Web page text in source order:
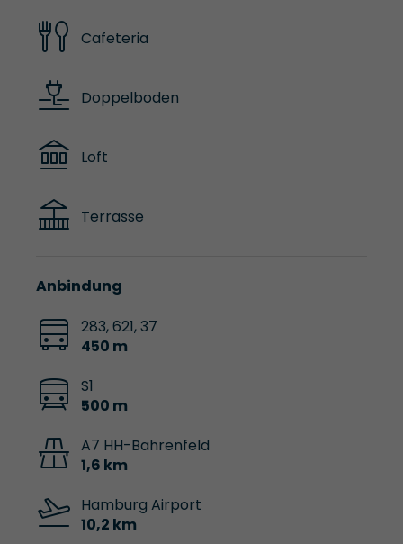
Cafeteria
Doppelboden
Loft
Terrasse
Anbindung
283, 621, 37
450 m
S1
500 m
A7 HH-Bahrenfeld
1,6 km
Hamburg Airport
10,2 km